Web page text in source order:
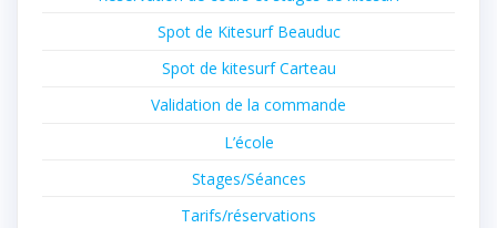
Spot de Kitesurf Beauduc
Spot de kitesurf Carteau
Validation de la commande
L’école
Stages/Séances
Tarifs/réservations